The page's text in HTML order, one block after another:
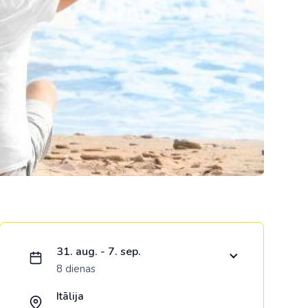
Kolumbija
Kostarika
Meksika
Panama
Ielādējam piedāvājumu...
31. aug. - 7. sep.
8 dienas
Itālija